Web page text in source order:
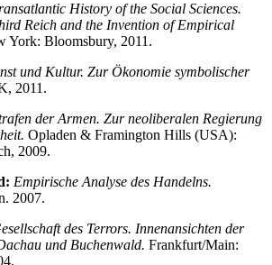
History of the Social Sciences.
Reich and the Invention of Empirical
York: Bloomsbury, 2011.
und Kultur. Zur Ökonomie symbolischer
2011.
der Armen. Zur neoliberalen Regierung
Opladen & Framington Hills (USA):
2009.
Empirische Analyse des Handelns.
2007.
des Terrors. Innenansichten der
und Buchenwald. Frankfurt/Main: